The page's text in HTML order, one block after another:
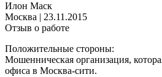
Илон Маск
Москва | 23.11.2015
Отзыв о работе
Положительные стороны:
Мошенническая организация,
офиса в Москва-сити.